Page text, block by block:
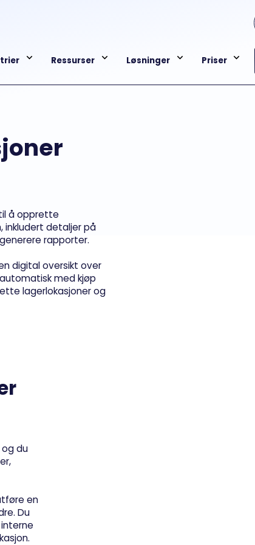
Ressurser Løsninger Priser
å opprette
inkludert detaljer på
rapporter.
digital oversikt over
med kjøp
lagerlokasjoner og
du
en
Du